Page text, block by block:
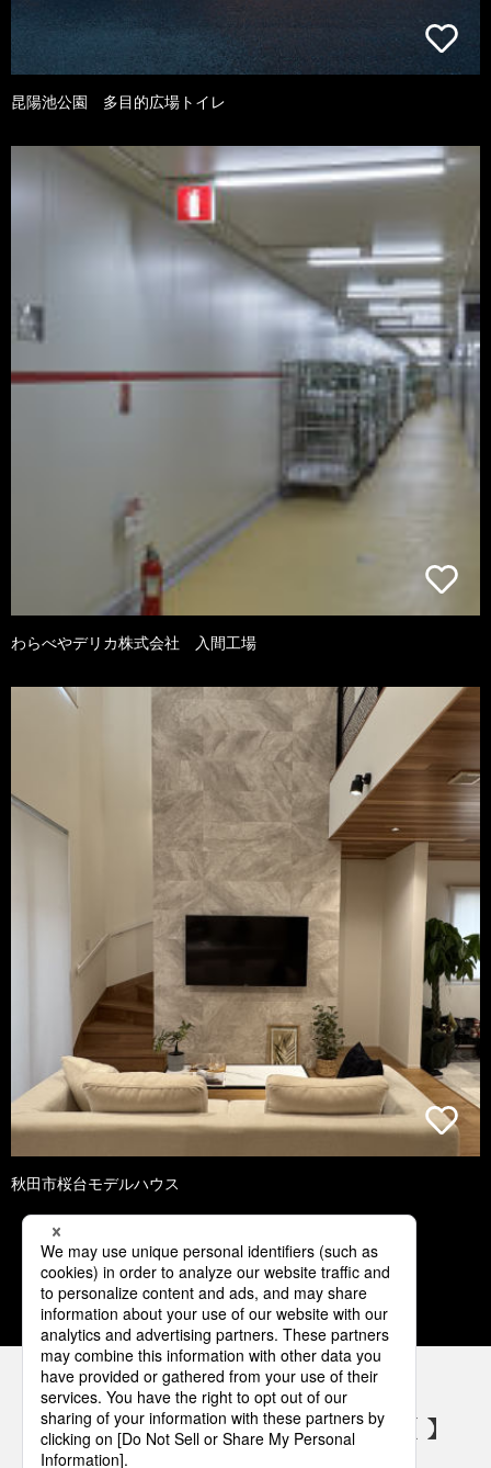
昆陽池公園 多目的広場トイレ
わらべやデリカ株式会社 入間工場
秋田市桜台モデルハウス
1 2 3 4 5
パナソニックの電気設備 SNSアカウント